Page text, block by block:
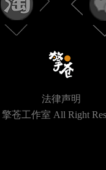
法律声明
擎苍工作室 All Right